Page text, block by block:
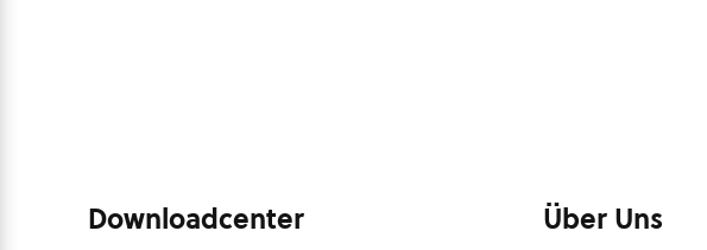
Downloadcenter Über Uns